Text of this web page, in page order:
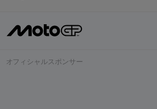
オフィシャルスポンサー